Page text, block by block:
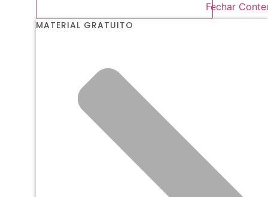
Fechar
MATERIAL GRATUITO